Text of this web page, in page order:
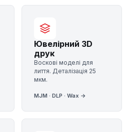
Ювелірний 3D
друк
Воскові моделі для
лиття. Деталізація 25
мкм.
MJM · DLP · Wax →